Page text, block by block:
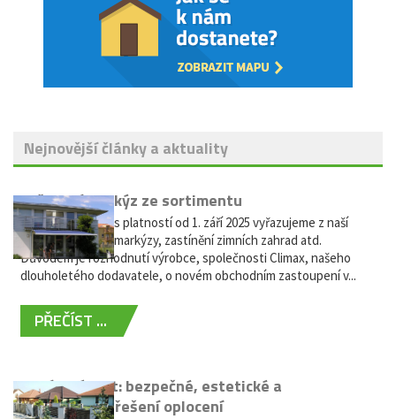
Nejnovější články a aktuality
Vyřazení markýz ze sortimentu
Vážení zákazníci, s platností od 1. září 2025 vyřazujeme z naší
nabídky výsuvné markýzy, zastínění zimních zahrad atd.
Důvodem je rozhodnutí výrobce, společnosti Climax, našeho
dlouholetého dodavatele, o novém obchodním zastoupení v...
PŘEČÍST ...
Hliníkový plot: bezpečné, estetické a
bezúdržbové řešení oplocení